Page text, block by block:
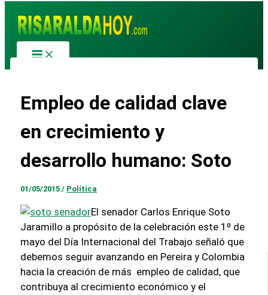
Empleo de calidad clave
en crecimiento y
desarrollo humano: Soto
01/05/2015/ Política
El senador Carlos Enrique Soto
Jaramillo a propósito de la celebración este 1º de
mayo del Día Internacional del Trabajo señaló que
debemos seguir avanzando en Pereira y Colombia
hacia la creación de más empleo de calidad, que
contribuya al crecimiento económico y el